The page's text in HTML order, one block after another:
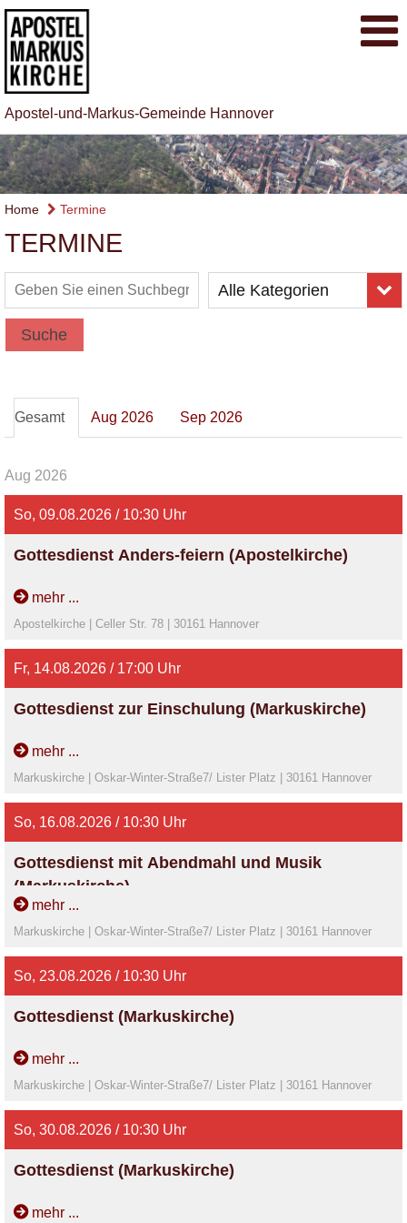
Apostel-und-Markus-Gemeinde Hannover
Home Termine
TERMINE
Alle Kategorien
Suche
Gesamt Aug 2026 Sep 2026
Aug 2026
So, 09.08.2026 / 10:30 Uhr
Gottesdienst Anders-feiern (Apostelkirche)
Pastorin Schröder, ansch. Kirchencafé
mehr ...
Apostelkirche | Celler Str. 78 | 30161 Hannover
Fr, 14.08.2026 / 17:00 Uhr
Gottesdienst zur Einschulung (Markuskirche)
Pastorin Schröder
mehr ...
Markuskirche | Oskar-Winter-Straße7/ Lister Platz | 30161 Hannover
So, 16.08.2026 / 10:30 Uhr
Gottesdienst mit Abendmahl und Musik
(Markuskirche)
mit dem VOKTETT Hannover
mehr ...
Markuskirche | Oskar-Winter-Straße7/ Lister Platz | 30161 Hannover
So, 23.08.2026 / 10:30 Uhr
Gottesdienst (Markuskirche)
Pastorin Schröder
mehr ...
Markuskirche | Oskar-Winter-Straße7/ Lister Platz | 30161 Hannover
So, 30.08.2026 / 10:30 Uhr
Gottesdienst (Markuskirche)
Sup. Brouwer
mehr ...